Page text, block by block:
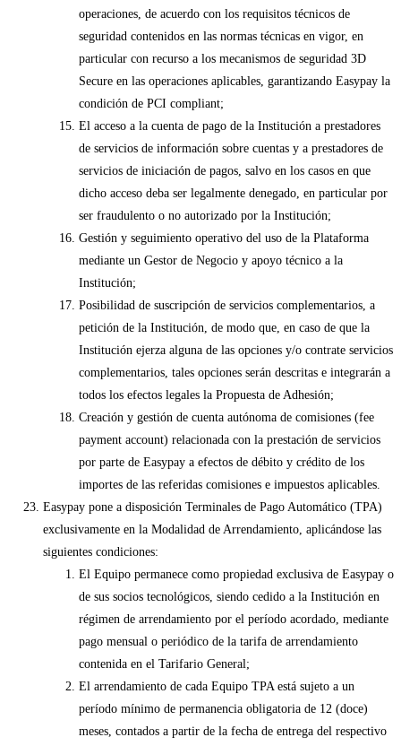
operaciones, de acuerdo con los requisitos técnicos de
seguridad contenidos en las normas técnicas en vigor, en
particular con recurso a los mecanismos de seguridad 3D
Secure en las operaciones aplicables, garantizando Easypay la
condición de PCI compliant;
El acceso a la cuenta de pago de la Institución a prestadores
de servicios de información sobre cuentas y a prestadores de
servicios de iniciación de pagos, salvo en los casos en que
dicho acceso deba ser legalmente denegado, en particular por
ser fraudulento o no autorizado por la Institución;
Gestión y seguimiento operativo del uso de la Plataforma
mediante un Gestor de Negocio y apoyo técnico a la
Institución;
Posibilidad de suscripción de servicios complementarios, a
petición de la Institución, de modo que, en caso de que la
Institución ejerza alguna de las opciones y/o contrate servicios
complementarios, tales opciones serán descritas e integrarán a
todos los efectos legales la Propuesta de Adhesión;
Creación y gestión de cuenta autónoma de comisiones (fee
payment account) relacionada con la prestación de servicios
por parte de Easypay a efectos de débito y crédito de los
importes de las referidas comisiones e impuestos aplicables.
Easypay pone a disposición Terminales de Pago Automático (TPA)
exclusivamente en la Modalidad de Arrendamiento, aplicándose las
siguientes condiciones:
El Equipo permanece como propiedad exclusiva de Easypay o
de sus socios tecnológicos, siendo cedido a la Institución en
régimen de arrendamiento por el período acordado, mediante
pago mensual o periódico de la tarifa de arrendamiento
contenida en el Tarifario General;
El arrendamiento de cada Equipo TPA está sujeto a un
período mínimo de permanencia obligatoria de 12 (doce)
meses, contados a partir de la fecha de entrega del respectivo